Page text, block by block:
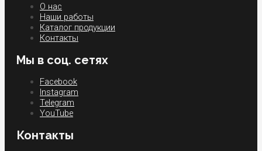
О нас
Наши работы
Каталог продукции
Контакты
Мы в соц. сетях
Facebook
Instagram
Telegram
YouTube
Контакты